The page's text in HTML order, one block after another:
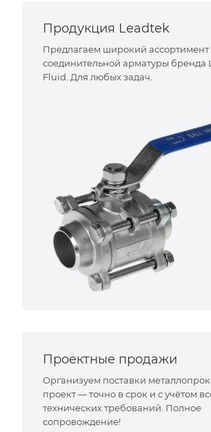
Продукция Leadtek
Предлагаем широкий
соединительной арматуры бренда
Fluid. Для любых задач.
Проектные продажи
Организуем поставки
проект — точно в срок и с учётом
технических требований. Полное
сопровождение!